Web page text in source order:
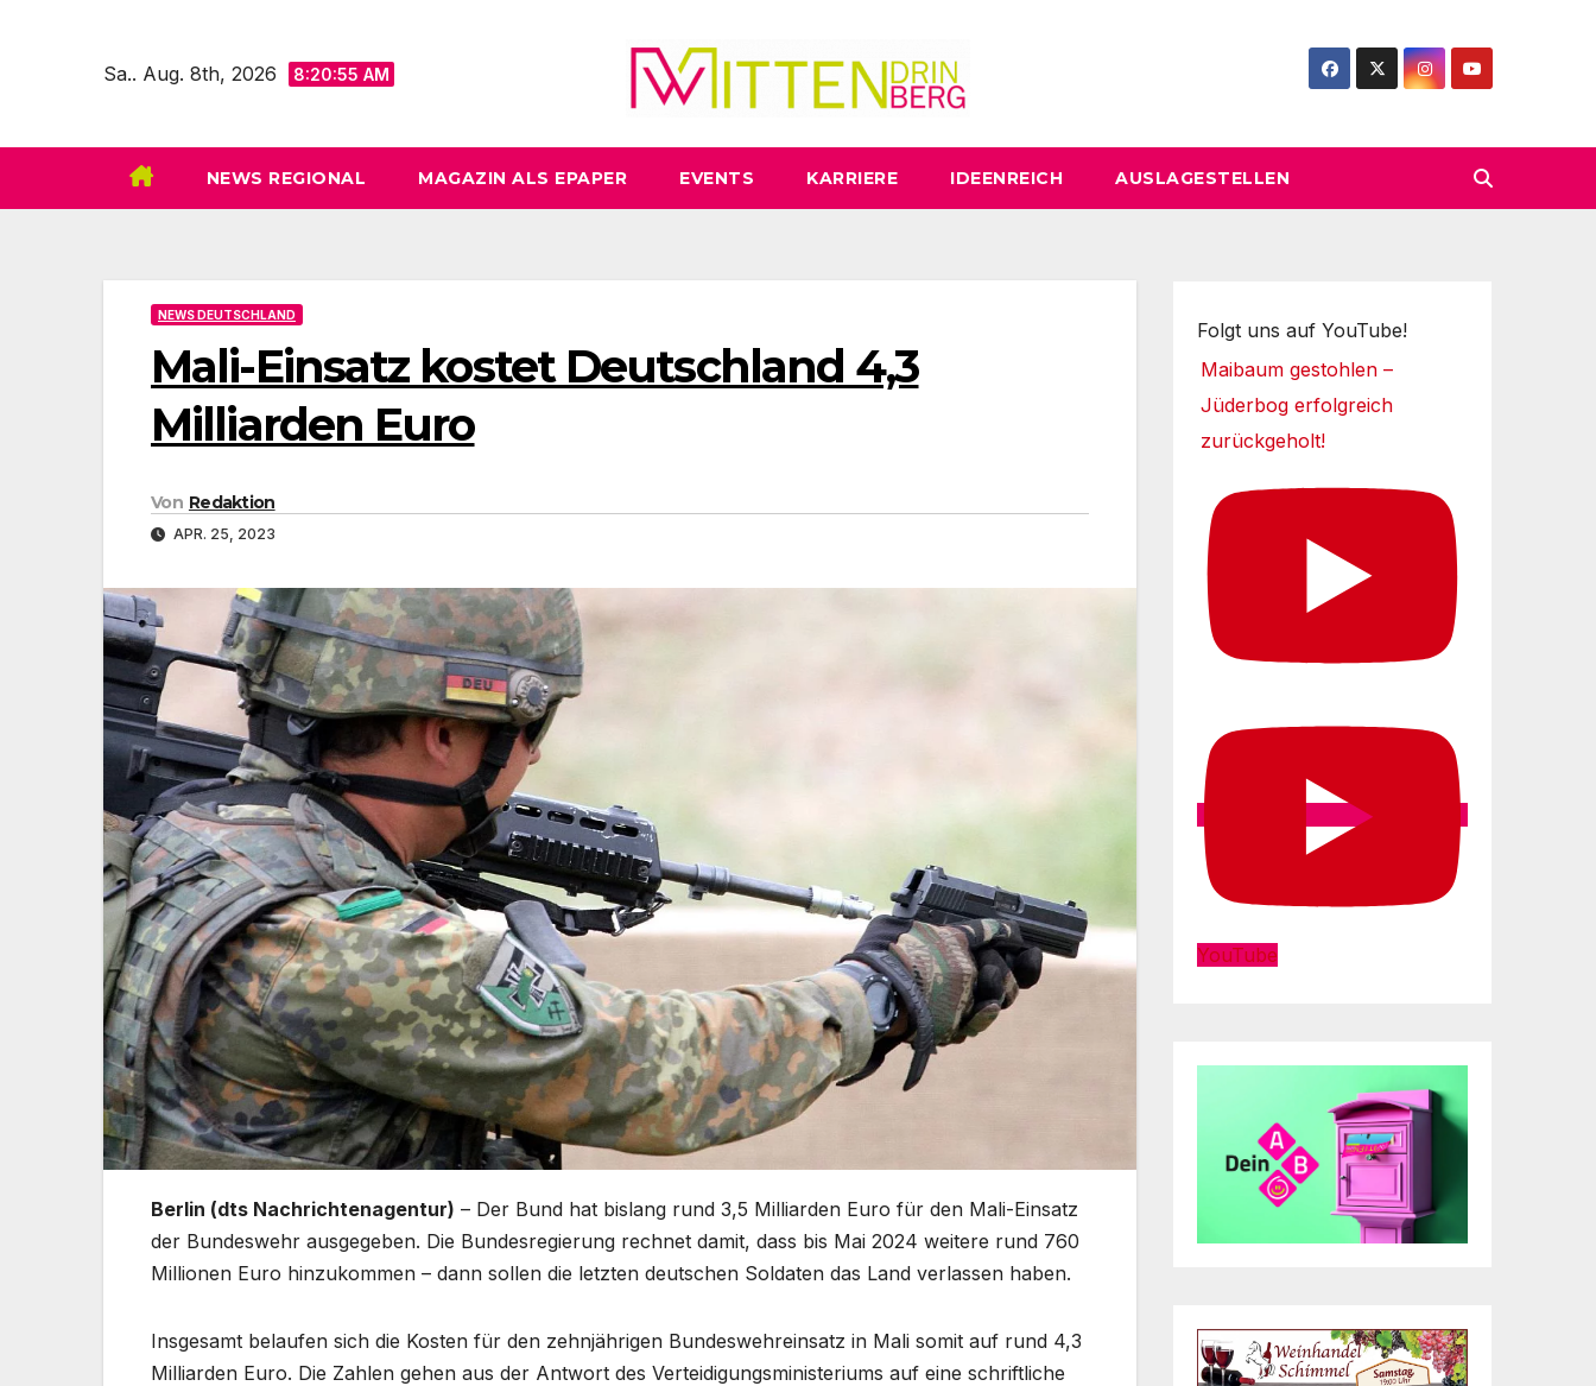
Sa.. Aug. 8th, 2026 8:20:57 AM
NEWS REGIONAL MAGAZIN ALS EPAPER EVENTS KARRIERE IDEENREICH AUSLAGESTELLEN
NEWS DEUTSCHLAND
Mali-Einsatz kostet Deutschland 4,3
Milliarden Euro
Von Redaktion
APR. 25, 2023
Berlin (dts Nachrichtenagentur) – Der Bund hat bislang rund 3,5 Milliarden Euro für den Mali-Einsatz
der Bundeswehr ausgegeben. Die Bundesregierung rechnet damit, dass bis Mai 2024 weitere rund 760
Millionen Euro hinzukommen – dann sollen die letzten deutschen Soldaten das Land verlassen haben.
Insgesamt belaufen sich die Kosten für den zehnjährigen Bundeswehreinsatz in Mali somit auf rund 4,3
Milliarden Euro. Die Zahlen gehen aus der Antwort des Verteidigungsministeriums auf eine schriftliche
Folgt uns auf YouTube!
Maibaum gestohlen –
Jüderbog erfolgreich
zurückgeholt!
YouTube